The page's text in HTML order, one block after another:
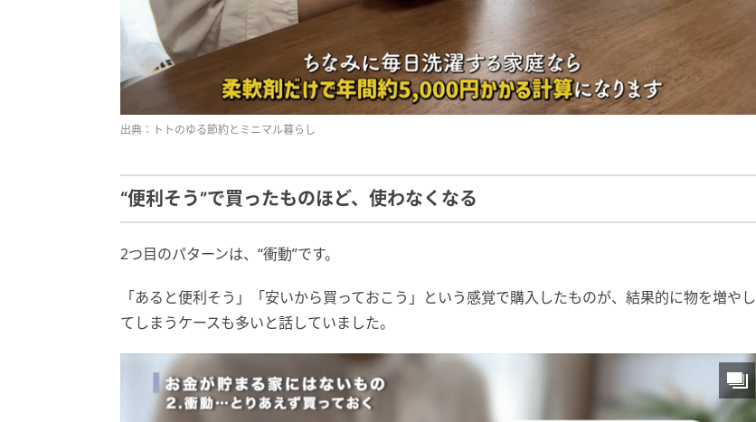
出典：トトのゆる節約とミニマル暮らし
“便利そう”で買ったものほど、使わなくなる
2つ目のパターンは、“衝動”です。
「あると便利そう」「安いから買っておこう」という感覚で購入したものが、結果的に物を増やし
てしまうケースも多いと話していました。